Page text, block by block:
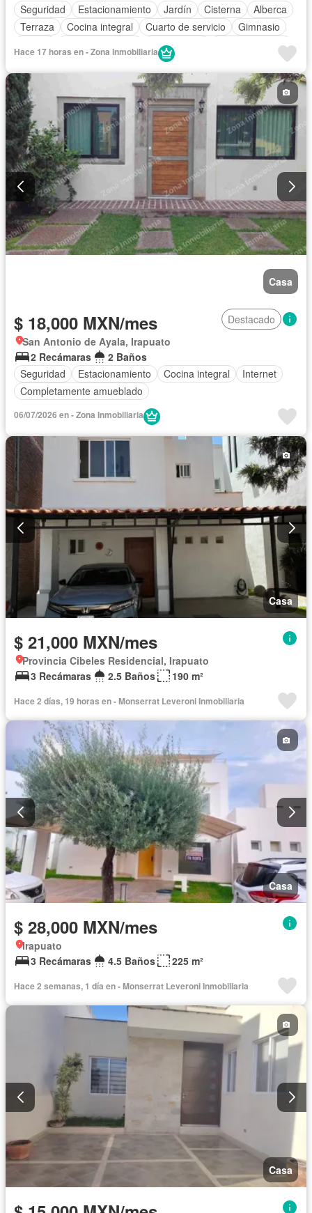
Seguridad
Estacionamiento Jardín Cisterna
Alberca
Terraza
Cocina integral Cuarto de servicio
Gimnasio
Zona infantil
Sala polivalente
Cuarto de Limpieza
Televisión por cable
Asador Zonas verdes
Despacho
Recámara con closet
Caseta de vigilancia
Conserje
Wifi
Completamente amueblado
Hace 17 horas en - Zona Inmobiliaria
Casa
$ 18,000 MXN/mes
Destacado
San Antonio de Ayala, Irapuato
2 Recámaras
2 Baños
Seguridad
Estacionamiento Cocina integral
Internet
Completamente amueblado
06/07/2026 en - Zona Inmobiliaria
Casa
$ 21,000 MXN/mes
Provincia Cibeles Residencial, Irapuato
3 Recámaras
2.5 Baños 190 m²
Hace 2 días, 19 horas en - Monserrat Leveroni Inmobiliaria
Casa
$ 28,000 MXN/mes
Irapuato
3 Recámaras
4.5 Baños 225 m²
Hace 2 semanas, 1 día en - Monserrat Leveroni Inmobiliaria
Casa